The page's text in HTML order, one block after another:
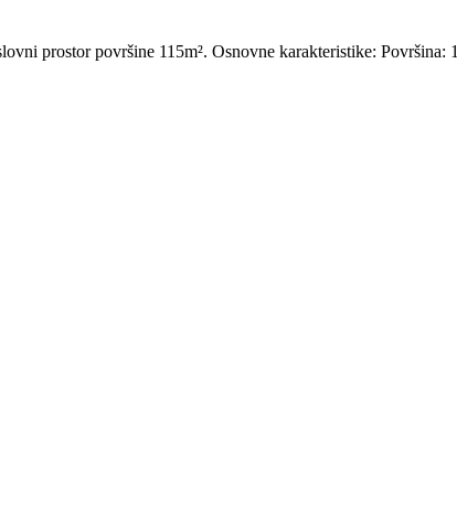
prostor površine 115m². Osnovne karakteristike: Površina: